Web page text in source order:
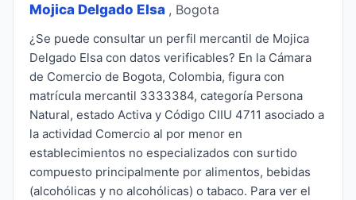
Mojica Delgado Elsa , Bogota
¿Se puede consultar un perfil mercantil de Mojica
Delgado Elsa con datos verificables? En la Cámara
de Comercio de Bogota, Colombia, figura con
matrícula mercantil 3333384, categoría Persona
Natural, estado Activa y Código CIIU 4711 asociado a
la actividad Comercio al por menor en
establecimientos no especializados con surtido
compuesto principalmente por alimentos, bebidas
(alcohólicas y no alcohólicas) o tabaco. Para ver el